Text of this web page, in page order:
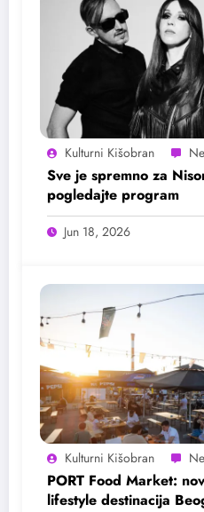
Kulturni Kišobran
Sve je spremno za
pogledajte program
Jun 18, 2026
Kulturni Kišobran
PORT Food Market:
lifestyle destinacija